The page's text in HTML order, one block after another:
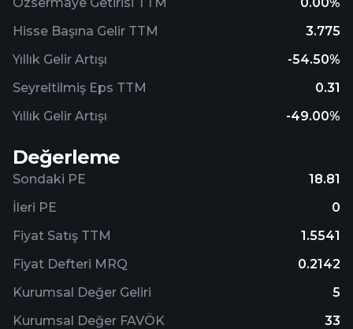
Hisse Başına Gelir TTM
3.775
Yıllık Gelir Artışı
-54.50%
Seyreltilmiş Eps TTM
0.31
Yıllık Gelir Artışı
-49.00%
Değerleme
Sondaki PE
18.81
İleri PE
0
Fiyat Satış TTM
1.5541
Fiyat Defteri MRQ
0.2142
Kurumsal Değer Geliri
5
Kurumsal Değer FAVÖK
33